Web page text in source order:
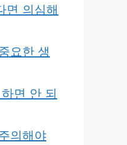
면 의심해
요한 생
면 안 되
의해야